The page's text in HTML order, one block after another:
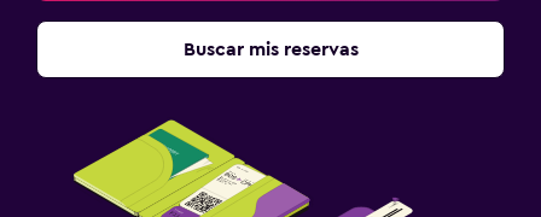
Buscar mis reservas